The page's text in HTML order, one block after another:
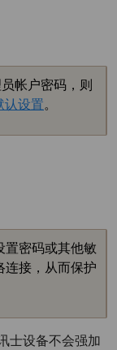
帐户密码，则
认设置。
置密码或其他敏
连接，从而保护
士设备不会强加